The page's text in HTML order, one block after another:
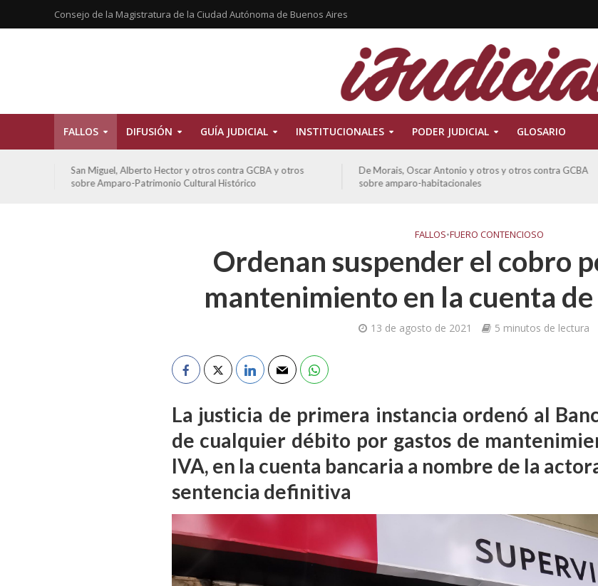
Consejo de la Magistratura de la Ciudad Autónoma de Buenos Aires
FALLOS DIFUSIÓN GUÍA JUDICIAL INSTITUCIONALES PODER JUDICIAL GLOSARIO
San Miguel, Alberto Hector y otros contra GCBA y otros
sobre Amparo-Patrimonio Cultural Histórico
De Morais, Oscar Antonio y otros y otros contra GCBA
sobre amparo-habitacionales
FALLOS•FUERO CONTENCIOSO
Ordenan suspender el cobro
mantenimiento en la cuenta
13 de agosto de 2021 5 minutos de lectura
La justicia de primera instancia ordenó al
de cualquier débito por gastos de
IVA, en la cuenta bancaria a nombre de la
sentencia definitiva